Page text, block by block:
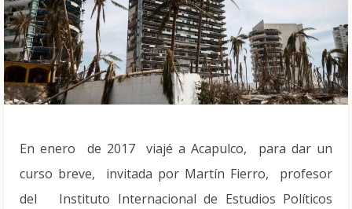
En enero de 2017 viajé a Acapulco, para dar un
curso breve, invitada por Martín Fierro, profesor
del Instituto Internacional de Estudios Políticos